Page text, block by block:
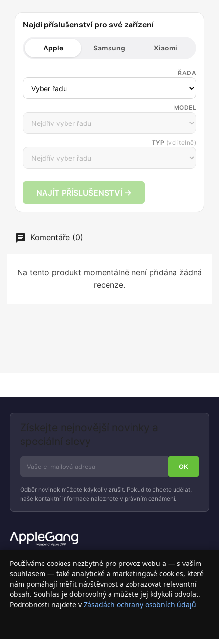
Najdi příslušenství pro své zařízení
Apple Samsung Xiaomi
ŘADA
MODEL
TYP (volitelně)
NAJÍT PŘÍSLUŠENSTVÍ →
Komentáře (0)
Na tento produkt momentálně není přidána žádná
recenze.
Získejte nejnovější novinky a
speciální slevy
Odběr novinek můžete kdykoliv zrušit. Pokud to chcete udělat,
naše kontaktní informace naleznete v právním oznámení.
Váš specializovaný obchod s Apple produkty, příslušenstvím a
elektronikou. Nakupujte bezpečně a s jistotou.
INFORMACE
Doprava a doručení
Používáme cookies nezbytné pro provoz webu a — s vaším
souhlasem — také analytické a marketingové cookies, které
nám pomáhají měřit návštěvnost a zobrazovat relevantní
obsah. Souhlas je dobrovolný a můžete jej kdykoli odvolat.
Podrobnosti najdete v Zásadách ochrany osobních údajů.